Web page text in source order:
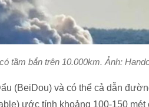
tầm bắn trên 10.000km. Ảnh:
(BeiDou) và có thể cả dẫn
ước tính khoảng 100-150 mét